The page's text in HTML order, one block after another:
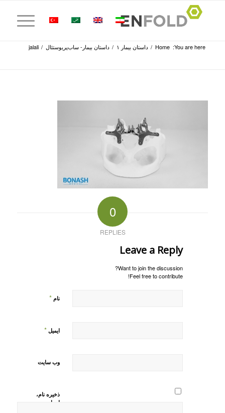
You are here:
Home
/ داستان بیمار ۱ / داستان بیمار- ساب‌پریوستئال /
jalali
0
REPLIES
Leave a Reply
Want to join the discussion?
Feel free to contribute!
نام *
ایمیل *
وب‌ سایت
ذخیره نام،
ایمیل و